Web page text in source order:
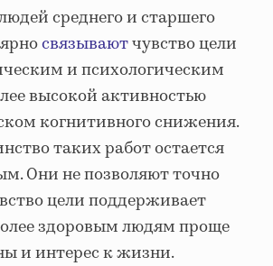
среднего и старшего
связываютчувство цели
и психологическим
высокой активностью
когнитивного снижения.
таких работ остается
Они не позволяют точно
цели поддерживает
здоровым людям проще
и интерес к жизни.